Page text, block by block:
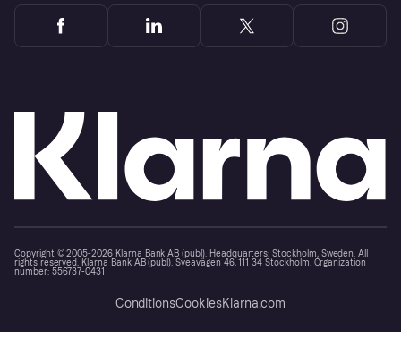
Copyright © 2005-2026 Klarna Bank AB (publ). Headquarters: Stockholm, Sweden. All
rights reserved. Klarna Bank AB (publ). Sveavägen 46, 111 34 Stockholm. Organization
number: 556737-0431
ConditionsCookiesKlarna.com